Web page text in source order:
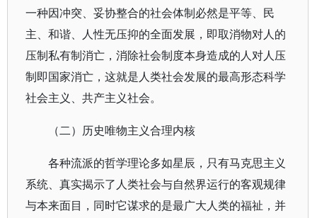
一种因冲突、妥协整合的社会体制必然是平等、民
主、和谐、人性无压抑的全面发展，即取消物对人的
压制私有制消亡，消除社会制度本身造成的人对人压
制即国家消亡，这就是人类社会发展的最高形态科学
社会主义、共产主义社会。
（二）历史唯物主义合理内核
各种流派的哲学理论多如星辰，只有马克思主义
系统、真实揭示了人类社会与自然界运行的客观规律
与本来面目，同时它谋求的是最广大人类的福祉，并